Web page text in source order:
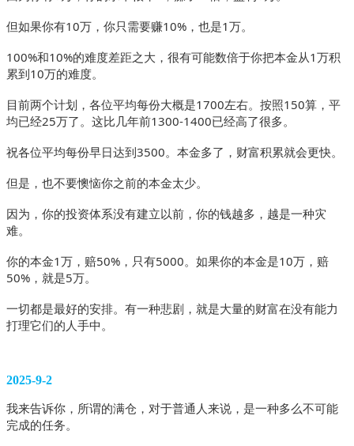
但如果你有10万，你只需要赚10%，也是1万。
100%和10%的难度差距之大，很有可能数倍于你把本金从1万积
累到10万的难度。
目前两个计划，各位平均每份大概是1700左右。按照150算，平
均已经25万了。这比几年前1300-1400已经高了很多。
祝各位平均每份早日达到3500。本金多了，财富积累就会更快。
但是，也不要懊恼你之前的本金太少。
因为，你的投资体系没有建立以前，你的钱越多，越是一种灾
难。
你的本金1万，赔50%，只有5000。如果你的本金是10万，赔
50%，就是5万。
一切都是最好的安排。有一种悲剧，就是大量的财富在没有能力
打理它们的人手中。
2025-9-2
我来告诉你，所谓的满仓，对于普通人来说，是一种多么不可能
完成的任务。